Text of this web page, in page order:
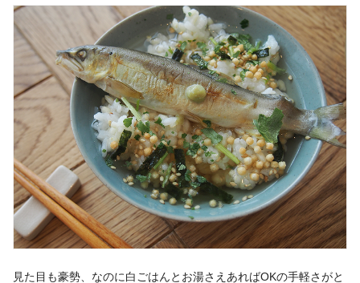
見た目も豪勢、なのに白ごはんとお湯さえあればOKの手軽さがと